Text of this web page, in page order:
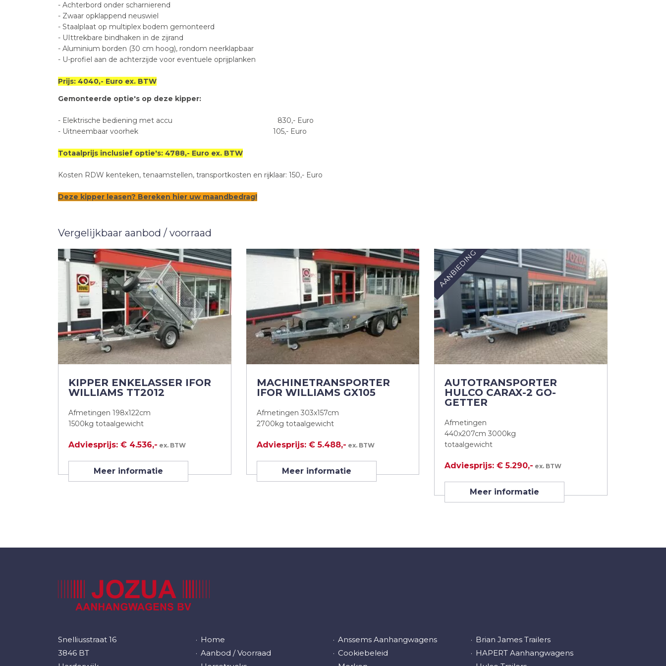
- Achterbord onder scharnierend
- Zwaar opklappend neuswiel
- Staalplaat op multiplex bodem gemonteerd
- UIttrekbare bindhaken in de zijrand
- Aluminium borden (30 cm hoog), rondom neerklapbaar
- U-profiel aan de achterzijde voor eventuele oprijplanken
Prijs: 4040,- Euro ex. BTW
Gemonteerde optie's op deze kipper:
- Elektrische bediening met accu 830,- Euro
- Uitneembaar voorhek 105,- Euro
Totaalprijs inclusief optie's: 4788,- Euro ex. BTW
Kosten RDW kenteken, tenaamstellen, transportkosten en rijklaar: 150,- Euro
Deze kipper leasen? Bereken hier uw maandbedrag!
Vergelijkbaar aanbod / voorraad
KIPPER ENKELASSER IFOR
WILLIAMS TT2012
Afmetingen 198x122cm
1500kg totaalgewicht
Adviesprijs: € 4.536,- ex. BTW
Meer informatie
MACHINETRANSPORTER
IFOR WILLIAMS GX105
Afmetingen 303x157cm
2700kg totaalgewicht
Adviesprijs: € 5.488,- ex. BTW
Meer informatie
AANBIEDING
AUTOTRANSPORTER
HULCO CARAX-2 GO-
GETTER
Afmetingen
440x207cm 3000kg
totaalgewicht
Adviesprijs: € 5.290,- ex. BTW
Meer informatie
Snelliusstraat 16
3846 BT
Home
Aanbod / Voorraad
Anssems Aanhangwagens
Cookiebeleid
Brian James Trailers
HAPERT Aanhangwagens